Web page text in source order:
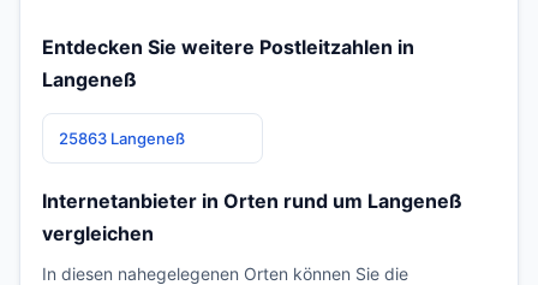
Entdecken Sie weitere Postleitzahlen in
Langeneß
25863 Langeneß
Internetanbieter in Orten rund um Langeneß
vergleichen
In diesen nahegelegenen Orten können Sie die